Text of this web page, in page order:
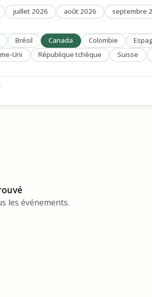
juillet 2026 août 2026 septembre
Brésil Canada Colombie
Uni République tchèque Suisse
les événements.